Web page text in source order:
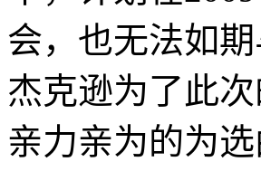
会，也无法如
杰克逊为了此
亲力亲为的为